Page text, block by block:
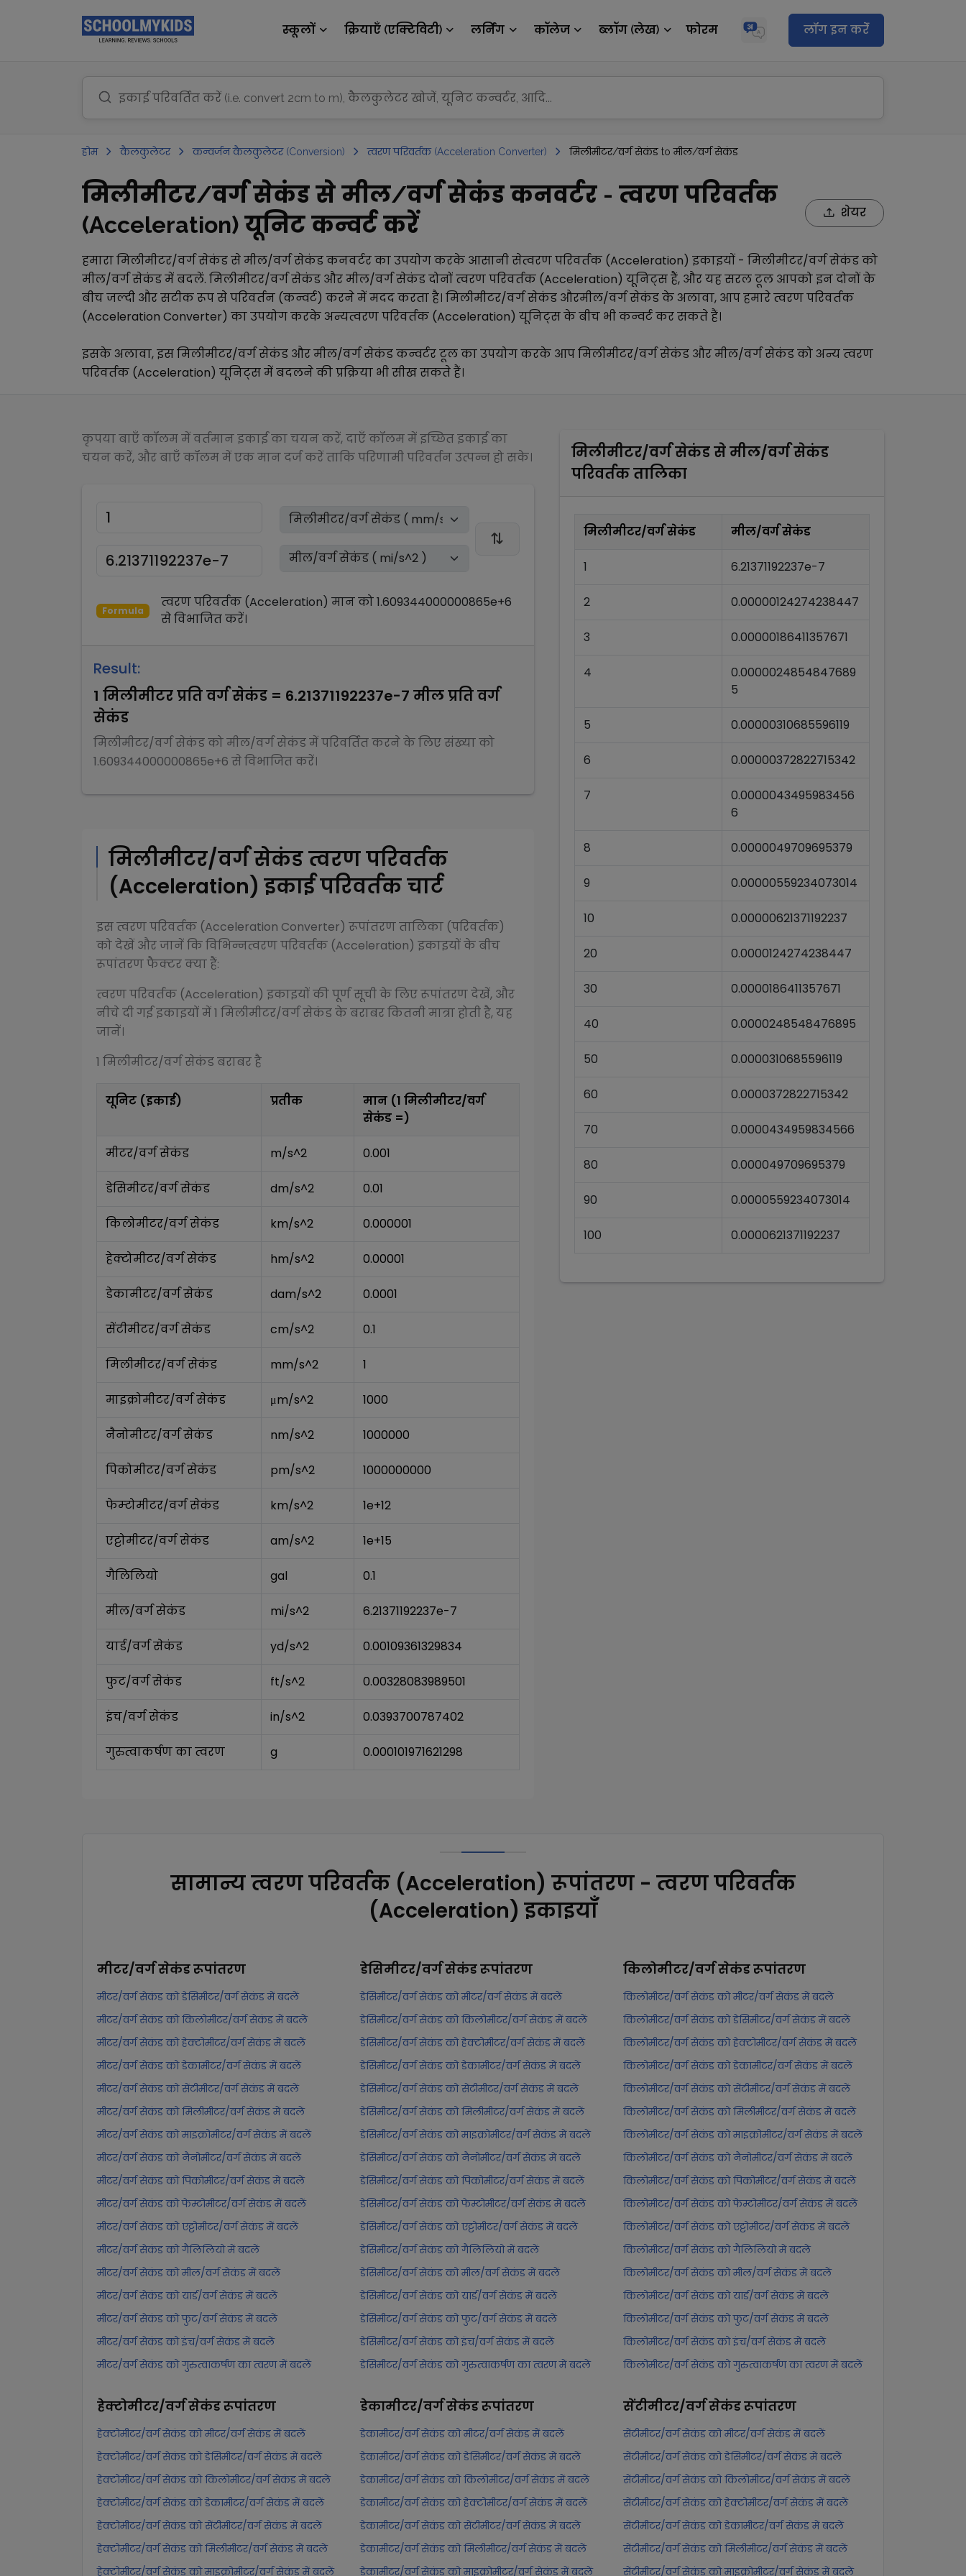
स्कूलों क्रियाएँ (एक्टिविटी) लर्निंग कॉलेज ब्लॉग (लेख) फोरम लॉग इन करेंं
होम कैलकुलेटर कन्वर्जन कैलकुलेटर (Conversion) त्वरण परिवर्तक (Acceleration Converter) मिलीमीटर/वर्ग सेकंड to मील/वर्ग सेकंड
मिलीमीटर/वर्ग सेकंड से मील/वर्ग सेकंड कनवर्टर - त्वरण परिवर्तक
(Acceleration) यूनिट कन्वर्ट करें
शेयर
हमारामिलीमीटर/वर्ग सेकंडसेमील/वर्ग सेकंडकनवर्टर का उपयोग करके आसानी सेत्वरण परिवर्तक (Acceleration) इकाइयों - मिलीमीटर/वर्ग सेकंडको
मील/वर्ग सेकंडमें बदलें. मिलीमीटर/वर्ग सेकंड औरमील/वर्ग सेकंडदोनोंत्वरण परिवर्तक (Acceleration) यूनिट्स हैं, और यह सरल टूल आपको इन दोनों के
बीच जल्दी और सटीक रूप से परिवर्तन (कन्वर्ट) करने में मदद करता है। मिलीमीटर/वर्ग सेकंड औरमील/वर्ग सेकंडके अलावा, आप हमारेत्वरण परिवर्तक
(Acceleration Converter) का उपयोग करके अन्यत्वरण परिवर्तक (Acceleration) यूनिट्स के बीच भी कन्वर्ट कर सकते हैं।
इसके अलावा, इसमिलीमीटर/वर्ग सेकंड औरमील/वर्ग सेकंडकन्वर्टर टूल का उपयोग करके आपमिलीमीटर/वर्ग सेकंड औरमील/वर्ग सेकंडको अन्यत्वरण
परिवर्तक (Acceleration) यूनिट्स में बदलने की प्रक्रिया भी सीख सकते हैं।
कृपया बाएँ कॉलम में वर्तमान इकाई का चयन करें, दाएँ कॉलम में इच्छित इकाई का
चयन करें, और बाएँ कॉलम में एक मान दर्ज करें ताकि परिणामी परिवर्तन उत्पन्न हो सके।
Formula
त्वरण परिवर्तक (Acceleration) मान को1.609344000000865e+6
सेविभाजितकरें।
Result:
1 मिलीमीटर प्रति वर्ग सेकंड = 6.21371192237e-7 मील प्रति वर्ग
सेकंड
मिलीमीटर/वर्ग सेकंडकोमील/वर्ग सेकंडमें परिवर्तित करने के लिए संख्या को
1.609344000000865e+6 सेविभाजितकरें।
मिलीमीटर/वर्ग सेकंडत्वरण परिवर्तक
(Acceleration) इकाई परिवर्तक चार्ट
इसत्वरण परिवर्तक (Acceleration Converter) रूपांतरण तालिका (परिवर्तक)
को देखें और जानें कि विभिन्नत्वरण परिवर्तक (Acceleration) इकाइयों के बीच
रूपांतरण फैक्टर क्या हैं:
त्वरण परिवर्तक (Acceleration) इकाइयों की पूर्ण सूची के लिए रूपांतरण देखें, और
नीचे दी गई इकाइयों में 1 मिलीमीटर/वर्ग सेकंडके बराबर कितनी मात्रा होती है, यह
जानें।
1 मिलीमीटर/वर्ग सेकंडबराबर है
यूनिट (इकाई) प्रतीक मान (1 मिलीमीटर/वर्ग
सेकंड =)
मीटर/वर्ग सेकंड m/s^2 0.001
डेसिमीटर/वर्ग सेकंड dm/s^2 0.01
किलोमीटर/वर्ग सेकंड km/s^2 0.000001
हेक्टोमीटर/वर्ग सेकंड hm/s^2 0.00001
डेकामीटर/वर्ग सेकंड dam/s^2 0.0001
सेंटीमीटर/वर्ग सेकंड cm/s^2 0.1
मिलीमीटर/वर्ग सेकंड mm/s^2 1
माइक्रोमीटर/वर्ग सेकंड μm/s^2 1000
नैनोमीटर/वर्ग सेकंड nm/s^2 1000000
पिकोमीटर/वर्ग सेकंड pm/s^2 1000000000
फेम्टोमीटर/वर्ग सेकंड km/s^2 1e+12
एट्टोमीटर/वर्ग सेकंड am/s^2 1e+15
गैलिलियो gal 0.1
मील/वर्ग सेकंड mi/s^2 6.21371192237e-7
यार्ड/वर्ग सेकंड yd/s^2 0.00109361329834
फुट/वर्ग सेकंड ft/s^2 0.00328083989501
इंच/वर्ग सेकंड in/s^2 0.0393700787402
गुरुत्वाकर्षण का त्वरण g 0.000101971621298
मिलीमीटर/वर्ग सेकंडसेमील/वर्ग सेकंड
परिवर्तक तालिका
मिलीमीटर/वर्ग सेकंड मील/वर्ग सेकंड
1 6.21371192237e-7
2 0.00000124274238447
3 0.00000186411357671
4
0.0000024854847689
5
5 0.00000310685596119
6 0.00000372822715342
7
0.0000043495983456
6
8 0.0000049709695379
9 0.00000559234073014
10 0.00000621371192237
20 0.0000124274238447
30 0.0000186411357671
40 0.0000248548476895
50 0.0000310685596119
60 0.0000372822715342
70 0.0000434959834566
80 0.000049709695379
90 0.0000559234073014
100 0.0000621371192237
सामान्य त्वरण परिवर्तक (Acceleration) रूपांतरण - त्वरण परिवर्तक
(Acceleration) इकाइयाँ
मीटर/वर्ग सेकंडरूपांतरण
मीटर/वर्ग सेकंड को डेसिमीटर/वर्ग सेकंड में बदलें
मीटर/वर्ग सेकंड को किलोमीटर/वर्ग सेकंड में बदलें
मीटर/वर्ग सेकंड को हेक्टोमीटर/वर्ग सेकंड में बदलें
मीटर/वर्ग सेकंड को डेकामीटर/वर्ग सेकंड में बदलें
मीटर/वर्ग सेकंड को सेंटीमीटर/वर्ग सेकंड में बदलें
मीटर/वर्ग सेकंड को मिलीमीटर/वर्ग सेकंड में बदलें
मीटर/वर्ग सेकंड को माइक्रोमीटर/वर्ग सेकंड में बदलें
मीटर/वर्ग सेकंड को नैनोमीटर/वर्ग सेकंड में बदलें
मीटर/वर्ग सेकंड को पिकोमीटर/वर्ग सेकंड में बदलें
मीटर/वर्ग सेकंड को फेम्टोमीटर/वर्ग सेकंड में बदलें
मीटर/वर्ग सेकंड को एट्टोमीटर/वर्ग सेकंड में बदलें
मीटर/वर्ग सेकंड को गैलिलियो में बदलें
मीटर/वर्ग सेकंड को मील/वर्ग सेकंड में बदलें
मीटर/वर्ग सेकंड को यार्ड/वर्ग सेकंड में बदलें
मीटर/वर्ग सेकंड को फुट/वर्ग सेकंड में बदलें
मीटर/वर्ग सेकंड को इंच/वर्ग सेकंड में बदलें
मीटर/वर्ग सेकंड को गुरुत्वाकर्षण का त्वरण में बदलें
डेसिमीटर/वर्ग सेकंडरूपांतरण
डेसिमीटर/वर्ग सेकंड को मीटर/वर्ग सेकंड में बदलें
डेसिमीटर/वर्ग सेकंड को किलोमीटर/वर्ग सेकंड में बदलें
डेसिमीटर/वर्ग सेकंड को हेक्टोमीटर/वर्ग सेकंड में बदलें
डेसिमीटर/वर्ग सेकंड को डेकामीटर/वर्ग सेकंड में बदलें
डेसिमीटर/वर्ग सेकंड को सेंटीमीटर/वर्ग सेकंड में बदलें
डेसिमीटर/वर्ग सेकंड को मिलीमीटर/वर्ग सेकंड में बदलें
डेसिमीटर/वर्ग सेकंड को माइक्रोमीटर/वर्ग सेकंड में बदलें
डेसिमीटर/वर्ग सेकंड को नैनोमीटर/वर्ग सेकंड में बदलें
डेसिमीटर/वर्ग सेकंड को पिकोमीटर/वर्ग सेकंड में बदलें
डेसिमीटर/वर्ग सेकंड को फेम्टोमीटर/वर्ग सेकंड में बदलें
डेसिमीटर/वर्ग सेकंड को एट्टोमीटर/वर्ग सेकंड में बदलें
डेसिमीटर/वर्ग सेकंड को गैलिलियो में बदलें
डेसिमीटर/वर्ग सेकंड को मील/वर्ग सेकंड में बदलें
डेसिमीटर/वर्ग सेकंड को यार्ड/वर्ग सेकंड में बदलें
डेसिमीटर/वर्ग सेकंड को फुट/वर्ग सेकंड में बदलें
डेसिमीटर/वर्ग सेकंड को इंच/वर्ग सेकंड में बदलें
डेसिमीटर/वर्ग सेकंड को गुरुत्वाकर्षण का त्वरण में बदलें
किलोमीटर/वर्ग सेकंडरूपांतरण
किलोमीटर/वर्ग सेकंड को मीटर/वर्ग सेकंड में बदलें
किलोमीटर/वर्ग सेकंड को डेसिमीटर/वर्ग सेकंड में बदलें
किलोमीटर/वर्ग सेकंड को हेक्टोमीटर/वर्ग सेकंड में बदलें
किलोमीटर/वर्ग सेकंड को डेकामीटर/वर्ग सेकंड में बदलें
किलोमीटर/वर्ग सेकंड को सेंटीमीटर/वर्ग सेकंड में बदलें
किलोमीटर/वर्ग सेकंड को मिलीमीटर/वर्ग सेकंड में बदलें
किलोमीटर/वर्ग सेकंड को माइक्रोमीटर/वर्ग सेकंड में बदलें
किलोमीटर/वर्ग सेकंड को नैनोमीटर/वर्ग सेकंड में बदलें
किलोमीटर/वर्ग सेकंड को पिकोमीटर/वर्ग सेकंड में बदलें
किलोमीटर/वर्ग सेकंड को फेम्टोमीटर/वर्ग सेकंड में बदलें
किलोमीटर/वर्ग सेकंड को एट्टोमीटर/वर्ग सेकंड में बदलें
किलोमीटर/वर्ग सेकंड को गैलिलियो में बदलें
किलोमीटर/वर्ग सेकंड को मील/वर्ग सेकंड में बदलें
किलोमीटर/वर्ग सेकंड को यार्ड/वर्ग सेकंड में बदलें
किलोमीटर/वर्ग सेकंड को फुट/वर्ग सेकंड में बदलें
किलोमीटर/वर्ग सेकंड को इंच/वर्ग सेकंड में बदलें
किलोमीटर/वर्ग सेकंड को गुरुत्वाकर्षण का त्वरण में बदलें
हेक्टोमीटर/वर्ग सेकंडरूपांतरण
हेक्टोमीटर/वर्ग सेकंड को मीटर/वर्ग सेकंड में बदलें
हेक्टोमीटर/वर्ग सेकंड को डेसिमीटर/वर्ग सेकंड में बदलें
हेक्टोमीटर/वर्ग सेकंड को किलोमीटर/वर्ग सेकंड में बदलें
हेक्टोमीटर/वर्ग सेकंड को डेकामीटर/वर्ग सेकंड में बदलें
हेक्टोमीटर/वर्ग सेकंड को सेंटीमीटर/वर्ग सेकंड में बदलें
हेक्टोमीटर/वर्ग सेकंड को मिलीमीटर/वर्ग सेकंड में बदलें
हेक्टोमीटर/वर्ग सेकंड को माइक्रोमीटर/वर्ग सेकंड में बदलें
डेकामीटर/वर्ग सेकंडरूपांतरण
डेकामीटर/वर्ग सेकंड को मीटर/वर्ग सेकंड में बदलें
डेकामीटर/वर्ग सेकंड को डेसिमीटर/वर्ग सेकंड में बदलें
डेकामीटर/वर्ग सेकंड को किलोमीटर/वर्ग सेकंड में बदलें
डेकामीटर/वर्ग सेकंड को हेक्टोमीटर/वर्ग सेकंड में बदलें
डेकामीटर/वर्ग सेकंड को सेंटीमीटर/वर्ग सेकंड में बदलें
डेकामीटर/वर्ग सेकंड को मिलीमीटर/वर्ग सेकंड में बदलें
डेकामीटर/वर्ग सेकंड को माइक्रोमीटर/वर्ग सेकंड में बदलें
सेंटीमीटर/वर्ग सेकंडरूपांतरण
सेंटीमीटर/वर्ग सेकंड को मीटर/वर्ग सेकंड में बदलें
सेंटीमीटर/वर्ग सेकंड को डेसिमीटर/वर्ग सेकंड में बदलें
सेंटीमीटर/वर्ग सेकंड को किलोमीटर/वर्ग सेकंड में बदलें
सेंटीमीटर/वर्ग सेकंड को हेक्टोमीटर/वर्ग सेकंड में बदलें
सेंटीमीटर/वर्ग सेकंड को डेकामीटर/वर्ग सेकंड में बदलें
सेंटीमीटर/वर्ग सेकंड को मिलीमीटर/वर्ग सेकंड में बदलें
सेंटीमीटर/वर्ग सेकंड को माइक्रोमीटर/वर्ग सेकंड में बदलें